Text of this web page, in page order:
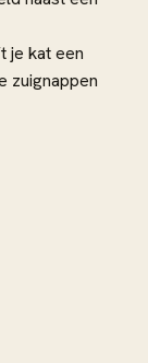
je kat een
zuignappen